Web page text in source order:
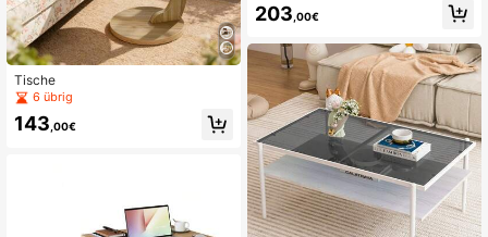
Tische
6 übrig
143 ,00€
203 ,00€